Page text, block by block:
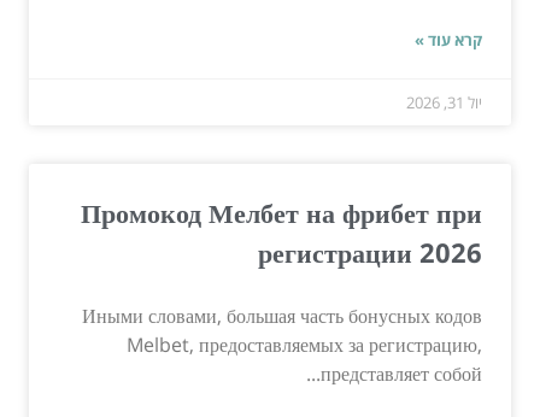
קרא עוד »
יול 31, 2026
Промокод Мелбет на фрибет при
регистрации 2026
Иными словами, большая часть бонусных кодов
Melbet, предоставляемых за регистрацию,
представляет собой...